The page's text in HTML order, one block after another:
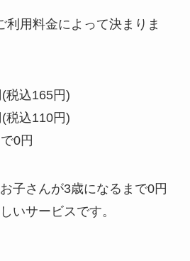
利用料金によって決まりま
税込165円)
税込110円)
0円
子さんが3歳になるまで0円
いサービスです。